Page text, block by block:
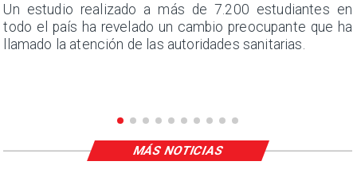
Un estudio realizado a más de 7.200 estudiantes en
todo el país ha revelado un cambio preocupante que ha
llamado la atención de las autoridades sanitarias.
MÁS NOTICIAS